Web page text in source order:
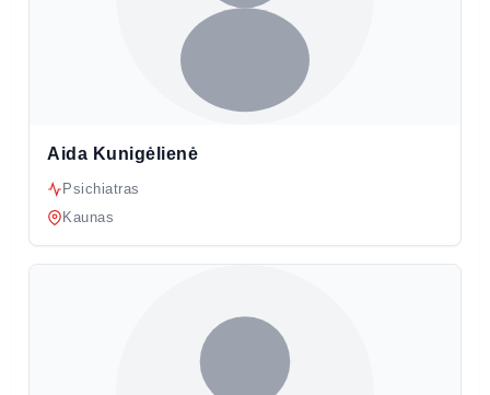
Aida Kunigėlienė
Psichiatras
Kaunas